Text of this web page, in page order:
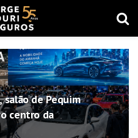
salão de Pequim
centro da